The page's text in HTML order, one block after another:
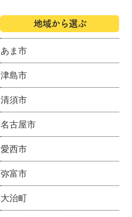
地域から選ぶ
あま市
津島市
清須市
名古屋市
愛西市
弥富市
大治町